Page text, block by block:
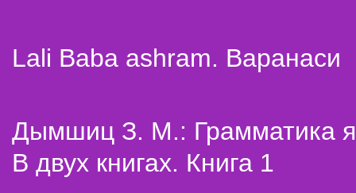
Lali Baba ashram. Варанаси
Дымшиц З. М.: Грамматика
В двух книгах. Книга 1